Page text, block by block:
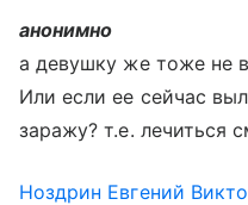
анонимно
а девушку же тоже не
Или если ее сейчас
заражу? т.е. лечиться
Ноздрин Евгений